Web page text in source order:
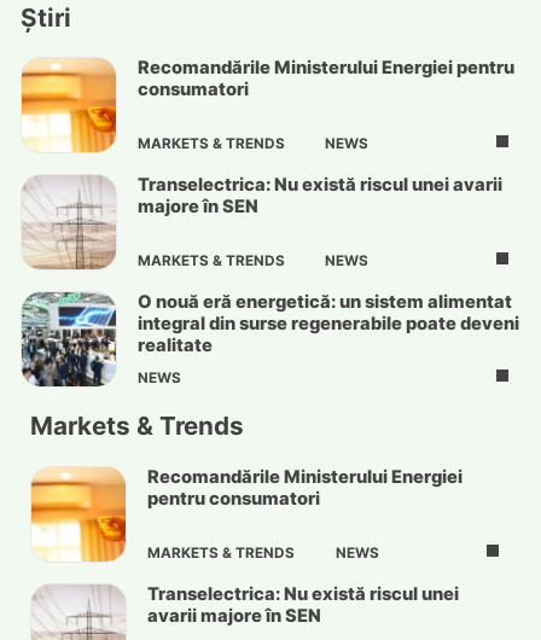
Știri
Recomandările Ministerului Energiei pentru
consumatori
MARKETS & TRENDS NEWS
Transelectrica: Nu există riscul unei avarii
majore în SEN
MARKETS & TRENDS NEWS
O nouă eră energetică: un sistem alimentat
integral din surse regenerabile poate deveni
realitate
NEWS
Markets & Trends
Recomandările Ministerului Energiei
pentru consumatori
MARKETS & TRENDS NEWS
Transelectrica: Nu există riscul unei
avarii majore în SEN